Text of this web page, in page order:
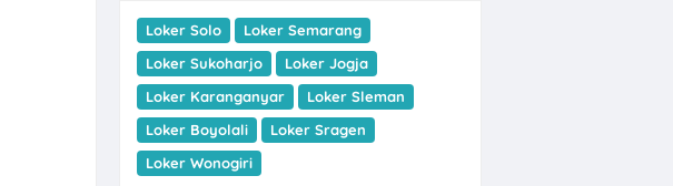
Loker Solo
Loker Semarang
Loker Sukoharjo
Loker Jogja
Loker Karanganyar
Loker Sleman
Loker Boyolali
Loker Sragen
Loker Wonogiri